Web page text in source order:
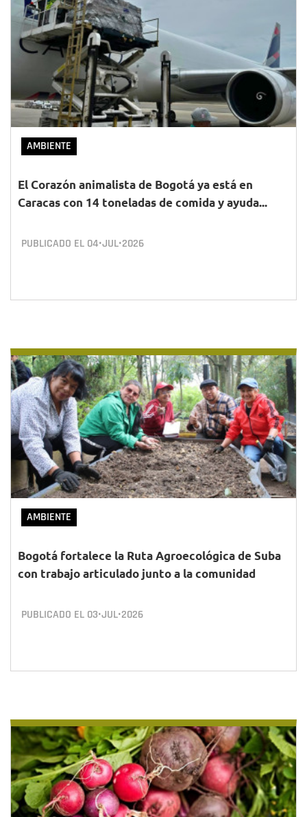
AMBIENTE
El Corazón animalista de Bogotá ya está en
Caracas con 14 toneladas de comida y ayuda...
PUBLICADO EL 04•JUL•2026
AMBIENTE
Bogotá fortalece la Ruta Agroecológica de Suba
con trabajo articulado junto a la comunidad
PUBLICADO EL 03•JUL•2026